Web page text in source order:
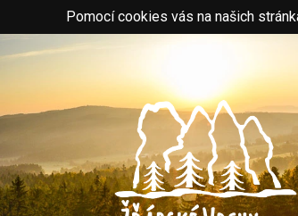
Pomocí cookies vás na našich